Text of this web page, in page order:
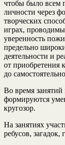
чтобы было всем
личности через
творческих
играх,
уверенность
предельно
деятельности и
от приобретения
до
Во время занятий
формируются
кругозор.
На занятиях
ребусов,